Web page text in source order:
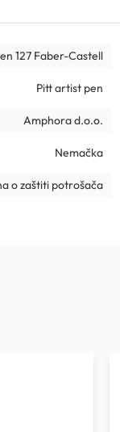
127 Faber-Castell
Pitt artist pen
Amphora d.o.o.
Nemačka
o zaštiti potrošača